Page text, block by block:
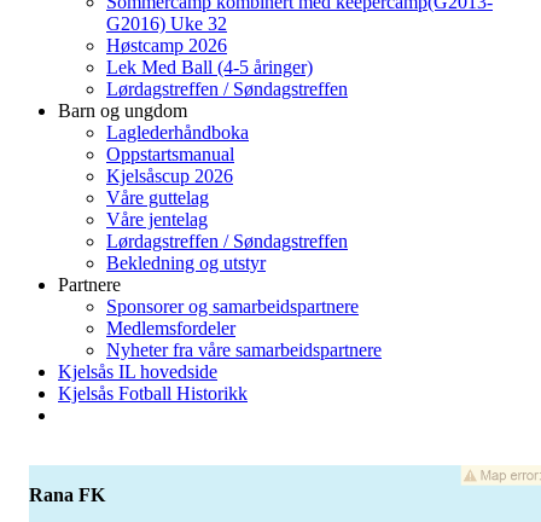
G2016) Uke 32
Høstcamp 2026
Lek Med Ball (4-5 åringer)
Lørdagstreffen / Søndagstreffen
Barn og ungdom
Laglederhåndboka
Oppstartsmanual
Kjelsåscup 2026
Våre guttelag
Våre jentelag
Lørdagstreffen / Søndagstreffen
Bekledning og utstyr
Partnere
Sponsorer og samarbeidspartnere
Medlemsfordeler
Nyheter fra våre samarbeidspartnere
Kjelsås IL hovedside
Kjelsås Fotball Historikk
Rana FK